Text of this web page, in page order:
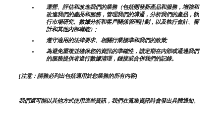
運營、評估和改進我們的業務（包括開發新產品和服務，增強和
改進我們的產品和服務，管理我們的溝通，分析我們的產品，執
行市場研究、數據分析和客戶關係管理計劃，以及執行會計、審
計和其他內部職能）;
遵守適用的法律要求、相關行業標準和我們的政策;
為避免重複並確保您的資訊的準確性，請定期在內部或通過我們
的服務提供者進行數據清理，鏈接或合併我們的記錄。
[注意：請務必列出包括適用於您業務的所有內容]
我們還可能以其他方式使用這些資訊，我們在蒐集資訊時會發出具體通知。